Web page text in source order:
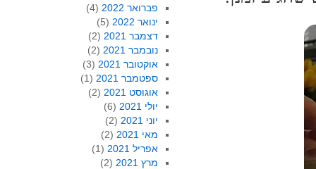
פברואר 2022
(4)
ינואר 2022
(5)
דצמבר 2021
(2)
נובמבר 2021
(2)
אוקטובר 2021
(3)
ספטמבר 2021
(1)
אוגוסט 2021
(2)
יולי 2021
(6)
יוני 2021
(2)
מאי 2021
(2)
אפריל 2021
(1)
מרץ 2021
(2)